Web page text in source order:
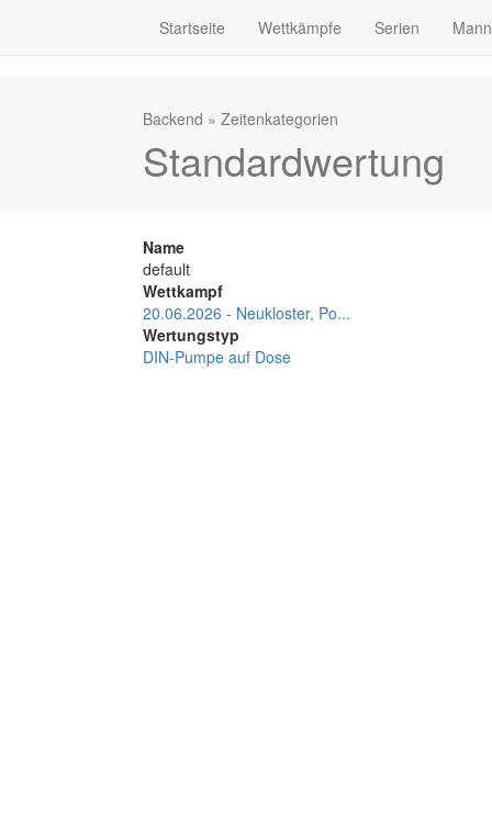
Startseite Wettkämpfe Serien
Backend » Zeitenkategorien
Standardwertung
Name
default
Wettkampf
20.06.2026 - Neukloster, Po...
Wertungstyp
DIN-Pumpe auf Dose